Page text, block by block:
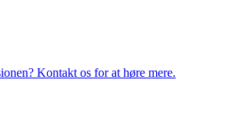
Kontakt os for at høre mere.